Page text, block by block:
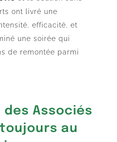
ont livré une
efficacité, et
une soirée qui
de remontée parmi
des Associés
au